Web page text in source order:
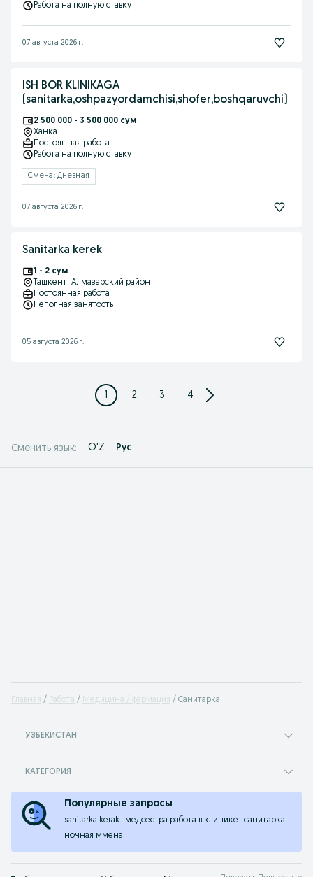
Работа на полную ставку
07 августа 2026 г.
ISH BOR KLINIKAGA
(sanitarka,oshpazyordamchisi,shofer,boshqaruvchi)
2 500 000 - 3 500 000 сум
Ханка
Постоянная работа
Работа на полную ставку
Смена: Дневная
07 августа 2026 г.
Sanitarka kerek
1 - 2 сум
Ташкент, Алмазарский район
Постоянная работа
Неполная занятость
05 августа 2026 г.
1 2 3 4
Сменить язык: O'Z Рус
Главная Работа Медицина / фармация Санитарка
УЗБЕКИСТАН
КАТЕГОРИЯ
Популярные запросы
sanitarka kerak медсестра работа в клинике
санитарка
ночная ммена